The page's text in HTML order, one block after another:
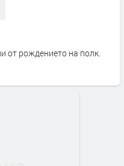
от рождението на полк.